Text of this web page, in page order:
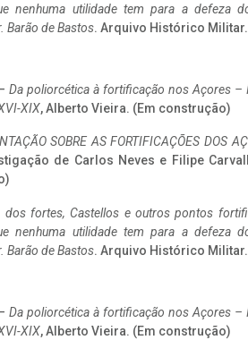
nenhuma utilidade tem para a defeza
Barão de Bastos. Arquivo Histórico Militar.
Da poliorcética à fortificação nos Açores –
XIX, Alberto Vieira. (Em construção)
SOBRE AS FORTIFICAÇÕES DOS
de Carlos Neves e Filipe
dos fortes, Castellos e outros pontos
nenhuma utilidade tem para a defeza
Barão de Bastos. Arquivo Histórico Militar.
Da poliorcética à fortificação nos Açores –
XIX, Alberto Vieira. (Em construção)